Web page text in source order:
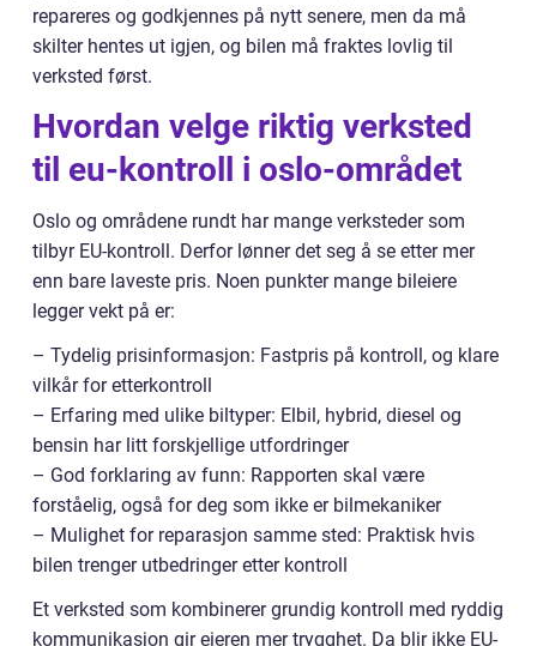
repareres og godkjennes på nytt senere, men da må
skilter hentes ut igjen, og bilen må fraktes lovlig til
verksted først.
Hvordan velge riktig verksted
til eu-kontroll i oslo-området
Oslo og områdene rundt har mange verksteder som
tilbyr EU-kontroll. Derfor lønner det seg å se etter mer
enn bare laveste pris. Noen punkter mange bileiere
legger vekt på er:
– Tydelig prisinformasjon: Fastpris på kontroll, og klare
vilkår for etterkontroll
– Erfaring med ulike biltyper: Elbil, hybrid, diesel og
bensin har litt forskjellige utfordringer
– God forklaring av funn: Rapporten skal være
forståelig, også for deg som ikke er bilmekaniker
– Mulighet for reparasjon samme sted: Praktisk hvis
bilen trenger utbedringer etter kontroll
Et verksted som kombinerer grundig kontroll med ryddig
kommunikasjon gir eieren mer trygghet. Da blir ikke EU-